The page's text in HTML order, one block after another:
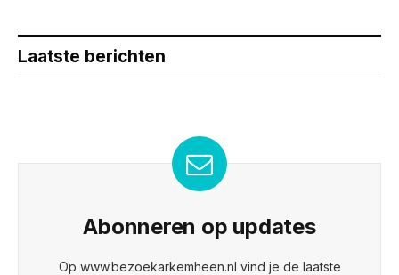
Laatste berichten
Abonneren op updates
Op www.bezoekarkemheen.nl vind je de laatste